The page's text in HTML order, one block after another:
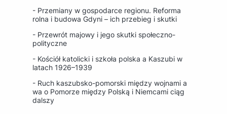
- Przemiany w gospodarce regionu. Reforma
rolna i budowa Gdyni – ich przebieg i skutki
- Przewrót majowy i jego skutki społeczno-
polityczne
- Kościół katolicki i szkoła polska a Kaszubi w
latach 1926–1939
- Ruch kaszubsko-pomorski między wojnami a
wa o Pomorze między Polską i Niemcami ciąg
dalszy